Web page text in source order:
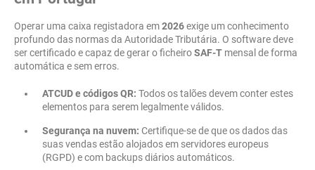
Operar uma caixa registadora em2026exige um conhecimento
profundo das normas da Autoridade Tributária. O software deve
ser certificado e capaz de gerar o ficheiroSAF-T mensal de forma
automática e sem erros.
ATCUD e códigos QR: Todos os talões devem conter estes
elementos para serem legalmente válidos.
Segurança na nuvem: Certifique-se de que os dados das
suas vendas estão alojados em servidores europeus
(RGPD) e com backups diários automáticos.